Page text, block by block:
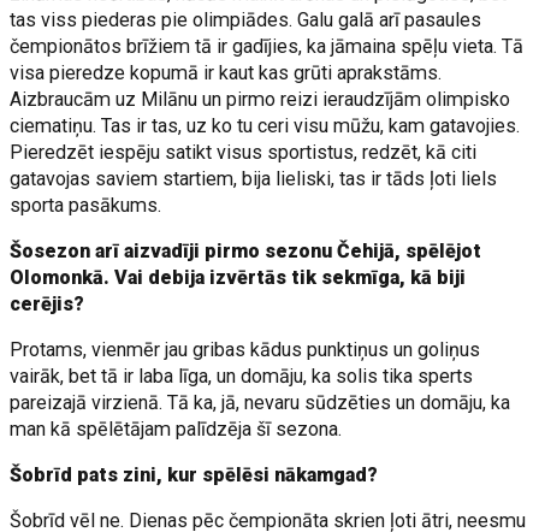
tas viss piederas pie olimpiādes. Galu galā arī pasaules
čempionātos brīžiem tā ir gadījies, ka jāmaina spēļu vieta. Tā
visa pieredze kopumā ir kaut kas grūti aprakstāms.
Aizbraucām uz Milānu un pirmo reizi ieraudzījām olimpisko
ciematiņu. Tas ir tas, uz ko tu ceri visu mūžu, kam gatavojies.
Pieredzēt iespēju satikt visus sportistus, redzēt, kā citi
gatavojas saviem startiem, bija lieliski, tas ir tāds ļoti liels
sporta pasākums.
Šosezon arī aizvadīji pirmo sezonu Čehijā, spēlējot
Olomonkā. Vai debija izvērtās tik sekmīga, kā biji
cerējis?
Protams, vienmēr jau gribas kādus punktiņus un goliņus
vairāk, bet tā ir laba līga, un domāju, ka solis tika sperts
pareizajā virzienā. Tā ka, jā, nevaru sūdzēties un domāju, ka
man kā spēlētājam palīdzēja šī sezona.
Šobrīd pats zini, kur spēlēsi nākamgad?
Šobrīd vēl ne. Dienas pēc čempionāta skrien ļoti ātri, neesmu